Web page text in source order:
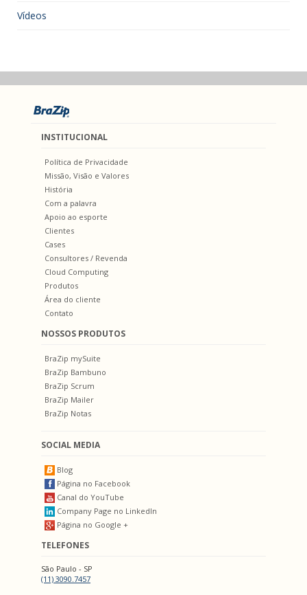
Vídeos
INSTITUCIONAL
Política de Privacidade
Missão, Visão e Valores
História
Com a palavra
Apoio ao esporte
Clientes
Cases
Consultores / Revenda
Cloud Computing
Produtos
Área do cliente
Contato
NOSSOS PRODUTOS
BraZip mySuite
BraZip Bambuno
BraZip Scrum
BraZip Mailer
BraZip Notas
SOCIAL MEDIA
Blog
Página no Facebook
Canal do YouTube
Company Page no LinkedIn
Página no Google +
TELEFONES
São Paulo - SP
(11) 3090.7457